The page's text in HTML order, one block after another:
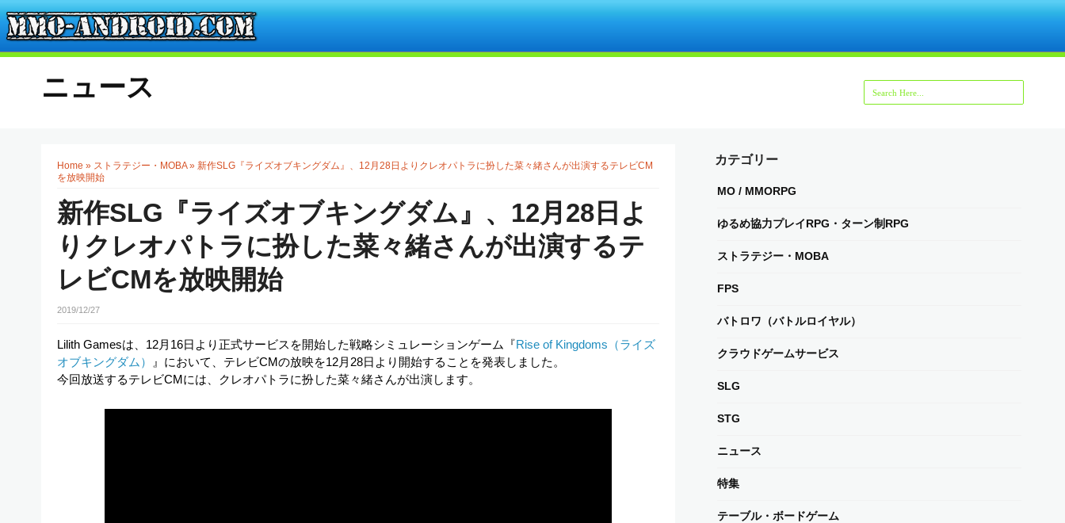
ニュース
Home » ストラテジー・MOBA» 新作SLG『ライズオブキングダム』、12月28日よりクレオパトラに扮した菜々緒さんが出演するテレビCM
を放映開始
新作SLG『ライズオブキングダム』、12月28日よ
りクレオパトラに扮した菜々緒さんが出演するテ
レビCMを放映開始
2019/12/27
Lilith Gamesは、12月16日より正式サービスを開始した戦略シミュレーションゲーム『Rise of Kingdoms（ライズ
オブキングダム）
』において、テレビCMの放映を12月28日より開始することを発表しました。
今回放送するテレビCMには、クレオパトラに扮した菜々緒さんが出演します。
カテゴリー
MO / MMORPG
ゆるめ協力プレイRPG・ターン制RPG
ストラテジー・MOBA
FPS
バトロワ（バトルロイヤル）
クラウドゲームサービス
SLG
STG
ニュース
特集
テーブル・ボードゲーム